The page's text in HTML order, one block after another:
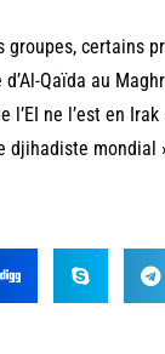
certains
Qaïda au
ne l’est en
mondial